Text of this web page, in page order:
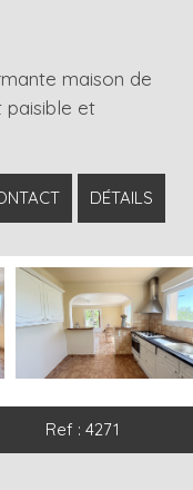
maison de
paisible et
DÉTAILS
Ref : 4271